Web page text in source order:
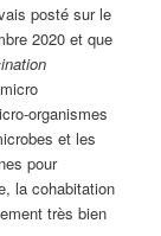
posté sur le
2020 et que
organismes
et les
pour
la cohabitation
très bien